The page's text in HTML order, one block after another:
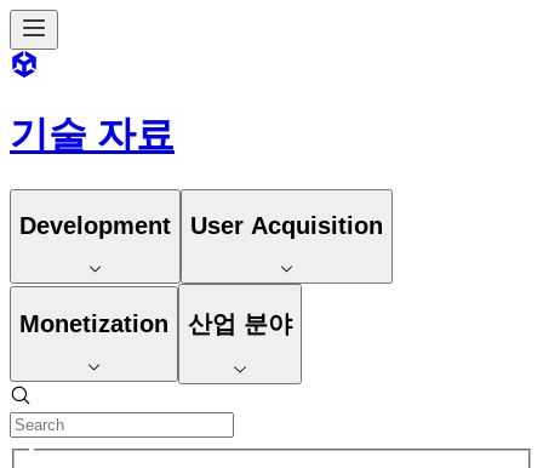
기술 자료
Development User Acquisition
Monetization 산업 분야